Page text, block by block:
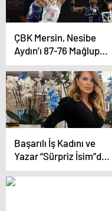
ÇBK Mersin, Nesibe
Aydın’ı 87-76 Mağlup
Etti
Başarılı İş Kadını ve
Yazar “Sürpriz İsim”den
İlham Veren Çalışmalar